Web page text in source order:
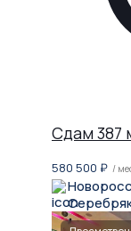
Сдам 387
580 500 ₽ /